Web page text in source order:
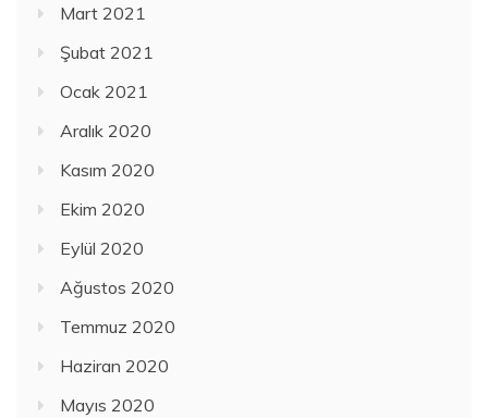
Mart 2021
Şubat 2021
Ocak 2021
Aralık 2020
Kasım 2020
Ekim 2020
Eylül 2020
Ağustos 2020
Temmuz 2020
Haziran 2020
Mayıs 2020